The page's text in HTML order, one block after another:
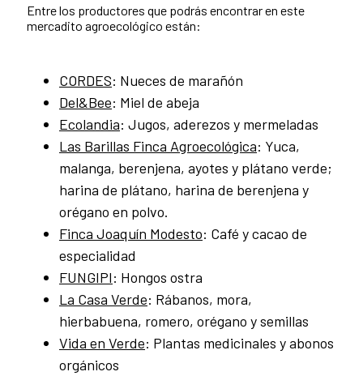
Entre los productores que podrás encontrar en este
mercadito agroecológico están:
CORDES: Nueces de marañón
Del&Bee: Miel de abeja
Ecolandia: Jugos, aderezos y mermeladas
Las Barillas Finca Agroecológica: Yuca,
malanga, berenjena, ayotes y plátano verde;
harina de plátano, harina de berenjena y
orégano en polvo.
Finca Joaquín Modesto: Café y cacao de
especialidad
FUNGIPI: Hongos ostra
La Casa Verde: Rábanos, mora,
hierbabuena, romero, orégano y semillas
Vida en Verde: Plantas medicinales y abonos
orgánicos